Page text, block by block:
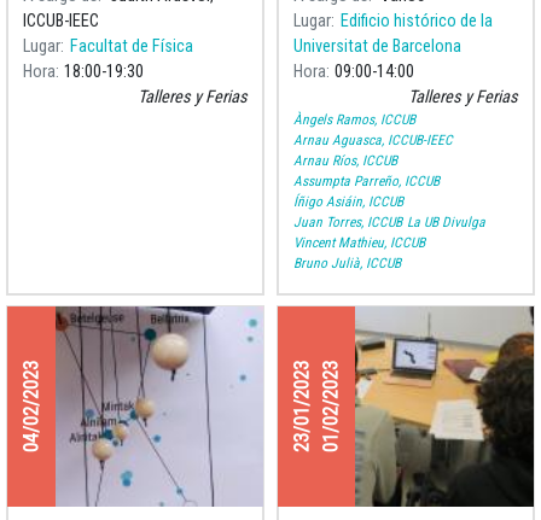
Lingüísticos UB organizan
una actividad especial
dirigida a los estudiantes de
ICCUB-IEEC
Lugar Facultat de Física
Hora 18:00 19:30
Talleres y Ferias
Lugar Edificio histórico de la
Universitat de Barcelona
Hora 09:00 14:00
Talleres y Ferias
Àngels Ramos, ICCUB
Arnau Aguasca, ICCUB-IEEC
Arnau Ríos, ICCUB
Assumpta Parreño, ICCUB
Íñigo Asiáin, ICCUB
Juan Torres, ICCUB La UB Divulga
Vincent Mathieu, ICCUB
Bruno Julià, ICCUB
04/02/2023 23/01/202301/02/2023